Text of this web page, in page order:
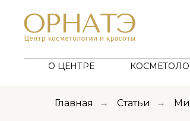
О ЦЕНТРЕ
Главная → Статьи →